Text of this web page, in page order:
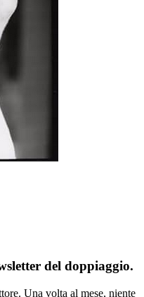
del doppiaggio.
Una volta al mese, niente